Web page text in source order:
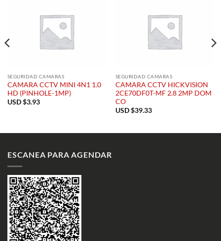
SEGURIDAD CAMARAS
CAMARA CCTV MINI 4N1 1.0
HD (PINHOLE-1MP)
USD $3.93
SEGURIDAD CAMARAS
CAMARA CCTV HICKVISION
2CE70DF0T-MF 2.8 2MP DOM
CO
USD $39.33
ESCANEA PARA AGENDAR